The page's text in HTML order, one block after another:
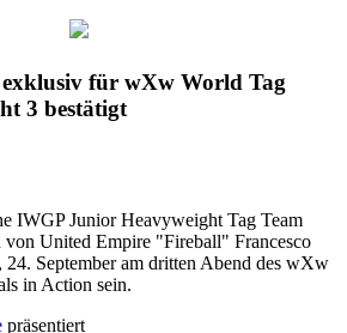
für wXw World Tag
3 bestätigt
IWGP Junior Heavyweight Tag Team
United Empire "Fireball" Francesco
September am dritten Abend des wXw
in Action sein.
präsentiert